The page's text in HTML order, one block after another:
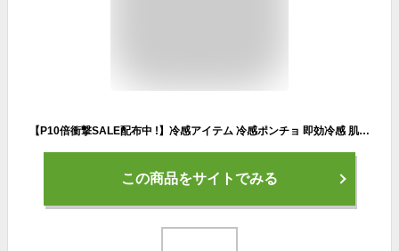
【P10倍衝撃SALE配布中 !】冷感アイテム 冷感ポンチョ 即効冷感 肌温度-15℃ 熱中症対策 暑さ対策 暑さ対策グッズ 冷感 ポンチョ 冷却 UVカット 紫外線対策 クーリング ひんやりグッズ クールポンチョ 熱中症対策グッズ 冷感タオル サッカー 子供 大人 COOL スポーツ観戦
この商品をサイトでみる